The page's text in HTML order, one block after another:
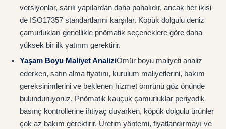
versiyonlar, sarılı yapılardan daha pahalıdır, ancak her ikisi
de ISO17357 standartlarını karşılar. Köpük dolgulu deniz
çamurlukları genellikle pnömatik seçeneklere göre daha
yüksek bir ilk yatırım gerektirir.
Yaşam Boyu Maliyet AnaliziÖmür boyu maliyeti analiz
ederken, satın alma fiyatını, kurulum maliyetlerini, bakım
gereksinimlerini ve beklenen hizmet ömrünü göz önünde
bulunduruyoruz. Pnömatik kauçuk çamurluklar periyodik
basınç kontrollerine ihtiyaç duyarken, köpük dolgulu ürünler
çok az bakım gerektirir. Üretim yöntemi, fiyatlandırmayı ve